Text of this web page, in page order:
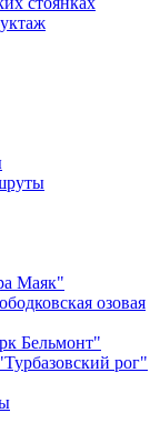
Маяк"
озовая
Бельмонт"
рог"